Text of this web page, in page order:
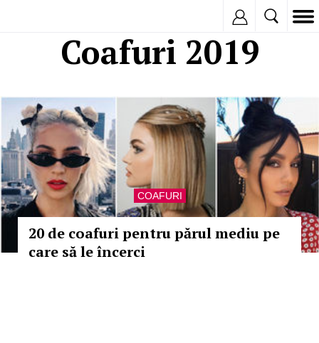
Coafuri 2019
COAFURI
20 de coafuri pentru părul mediu pe
care să le încerci